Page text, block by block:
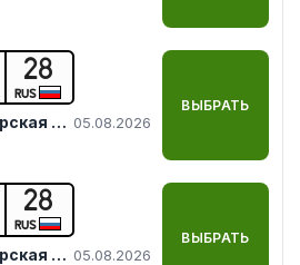
28
RUS
Благовещенск (Амурская обл.) 05.08.2026
ВЫБРАТЬ
28
RUS
Благовещенск (Амурская обл.) 05.08.2026
ВЫБРАТЬ